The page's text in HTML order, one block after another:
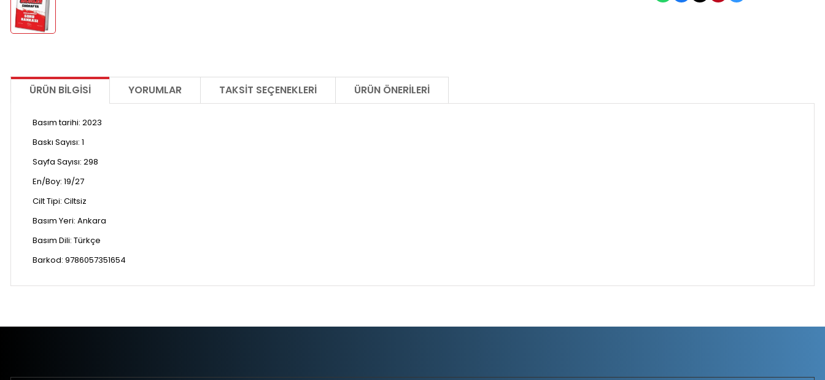
ÜRÜN BILGISI YORUMLAR TAKSIT SEÇENEKLERI ÜRÜN ÖNERILERI
Basım tarihi: 2023
Baskı Sayısı: 1
Sayfa Sayısı: 298
En/Boy: 19/27
Cilt Tipi: Ciltsiz
Basım Yeri: Ankara
Basım Dili: Türkçe
Barkod: 9786057351654